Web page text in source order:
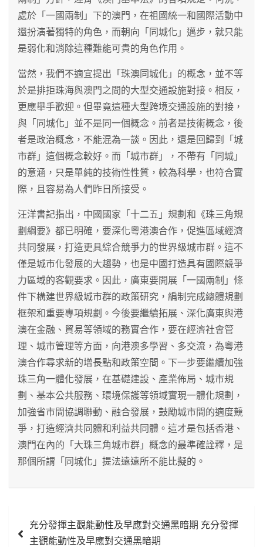
處於「一國兩制」下的澳門，在祖國統一和國際活動中
還扮演著獨特的角色，而朝向「同城化」邁步，就只能
是弱化和消除這種難能可貴的角色作用。
當然，我們不適宜提出「珠澳同城化」的概念，並不等
於是排拒珠海與澳門之間的大型交通設施對接。相反，
更應舉手歡迎。但畢竟這種大型跨境交通設施的對接，
與「同城化」並不是同一個概念。前者是技術概念，後
者是政治概念，不能混為一談。因此，還是回歸到「城
市群」這個概念較好。而「城市群」，不帶有「同城」
的意涵，只是單純的技術性性質，較為科學，也符合實
際，且容易為人們昨日所接受。
汪洋書記指出，中國國家「十二五」規劃和《珠三角規
劃綱要》都已明確，要深化粵港澳合作，促進區域經濟
共同發展，打造更具綜合競爭力的世界級城市群。這不
僅是城市化發展的大趨勢，也是中國打造具有國際競爭
力區域的客觀要求。因此，廣東要開展「一國兩制」條
件下構建世界級城市群的政策研究，編制完成總體規劃
框架和重要專項規劃。今後要繼續拓展、深化廣東與港
澳在金融、貿易等領域的務實合作，要在經濟社會管
理、城市管理等方面，向港澳多學習、多交流，為粵港
澳合作尋求新的增長點和政策空間。下一步要繼續加強
珠三角一體化發展，在基礎建設、產業佈局、城市規
劃、基本公共服務、環境保護等領域實現一體化規劃，
加強省市間協調聯動、融合發展，鼓勵城市間的適度競
爭，打造經濟共同體和利益共同體。這才是包括香港、
澳門在內的「大珠三角城市群」概念的最準確詮釋，是
那個所謂「同城化」提法遠遠所不能比擬的。
章
充分發揮主觀能動性及早應對交通黑暗期 充分發揮
主觀能動性及早應對交通黑暗期